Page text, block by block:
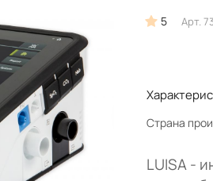
5 Арт.
Страна
LUISA -